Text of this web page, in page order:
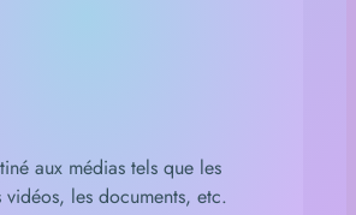
aux médias tels que les
vidéos, les documents, etc.